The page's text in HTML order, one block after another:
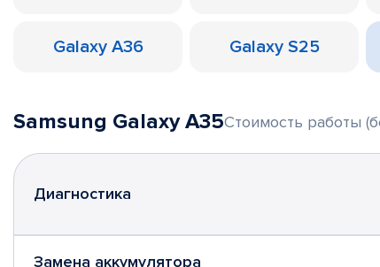
Galaxy A36 Galaxy S25
Samsung Galaxy A35Стоимость работы
Диагностика
Замена аккумулятора